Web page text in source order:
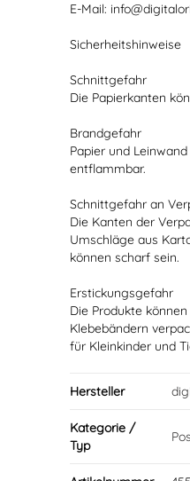
E-Mail:
Sicherheitshinweise
Schnittgefahr
Die Papierkanten
Brandgefahr
Papier und
entflammbar.
Schnittgefahr an
Die Kanten der
Umschläge aus
können scharf sein.
Erstickungsgefahr
Die Produkte
Klebebändern
für Kleinkinder und
Hersteller
Kategorie /
Typ